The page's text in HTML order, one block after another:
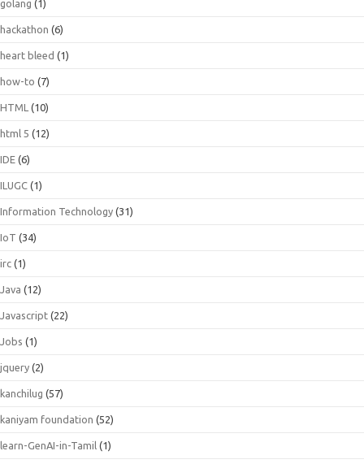
golang (1)
hackathon (6)
heart bleed (1)
how-to (7)
HTML (10)
html 5 (12)
IDE (6)
ILUGC (1)
Information Technology (31)
IoT (34)
irc (1)
Java (12)
Javascript (22)
Jobs (1)
jquery (2)
kanchilug (57)
kaniyam foundation (52)
learn-GenAI-in-Tamil (1)